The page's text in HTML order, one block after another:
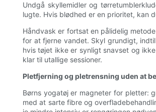
Undgå skyllemidler og
lugte. Hvis blødhed er en prioritet, kan
Håndvask er fortsat en pålidelig
for at fjerne vandet. Skyl grundigt,
hvis tøjet ikke er synligt snavset og
klar til utallige sessioner.
Pletfjerning og pletrensning uden at
Børns yogatøj er magneter for pletter:
med at sarte fibre og